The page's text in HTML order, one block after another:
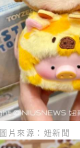
圖片來源：妞新聞